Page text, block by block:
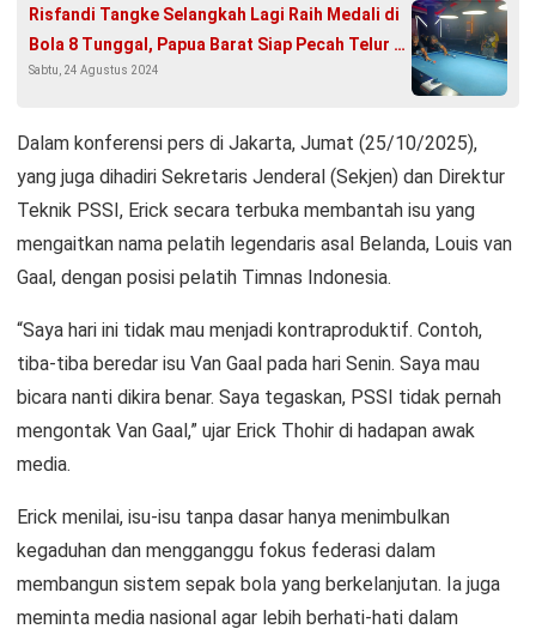
Risfandi Tangke Selangkah Lagi Raih Medali di
Bola 8 Tunggal, Papua Barat Siap Pecah Telur di
Porwanas
Sabtu, 24 Agustus 2024
Dalam konferensi pers di Jakarta, Jumat (25/10/2025),
yang juga dihadiri Sekretaris Jenderal (Sekjen) dan Direktur
Teknik PSSI, Erick secara terbuka membantah isu yang
mengaitkan nama pelatih legendaris asal Belanda, Louis van
Gaal, dengan posisi pelatih Timnas Indonesia.
“Saya hari ini tidak mau menjadi kontraproduktif. Contoh,
tiba-tiba beredar isu Van Gaal pada hari Senin. Saya mau
bicara nanti dikira benar. Saya tegaskan, PSSI tidak pernah
mengontak Van Gaal,” ujar Erick Thohir di hadapan awak
media.
Erick menilai, isu-isu tanpa dasar hanya menimbulkan
kegaduhan dan mengganggu fokus federasi dalam
membangun sistem sepak bola yang berkelanjutan. Ia juga
meminta media nasional agar lebih berhati-hati dalam